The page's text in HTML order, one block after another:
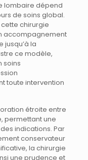
lombaire dépend
de soins global.
chirurgie
accompagnement
jusqu’à la
ce modèle,
soins
toute intervention
étroite entre
permettant une
indications. Par
conservateur
la chirurgie
une prudence et